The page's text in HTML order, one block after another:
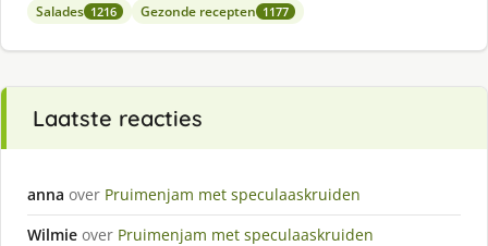
Salades 1216 Gezonde recepten 1177
Laatste reacties
anna over Pruimenjam met speculaaskruiden
Wilmie over Pruimenjam met speculaaskruiden